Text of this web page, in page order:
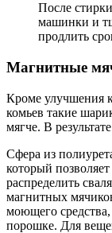
После
машинки и
продлить
Магнитные
Кроме улучшения
комьев такие
мягче. В
Сфера из
который
распределить
магнитных
моющего средства,
порошке. Для